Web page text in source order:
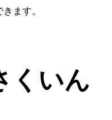
ます。
くいん